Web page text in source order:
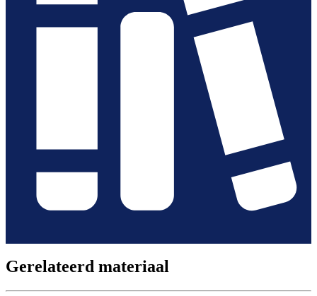
Gerelateerd materiaal